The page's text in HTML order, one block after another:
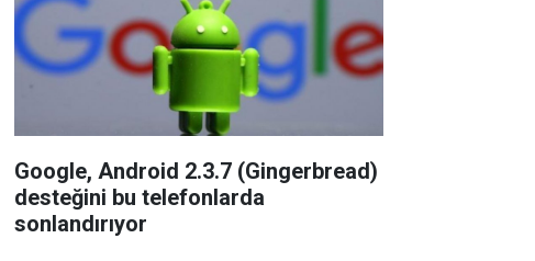
Google, Android 2.3.7 (Gingerbread)
desteğini bu telefonlarda
sonlandırıyor